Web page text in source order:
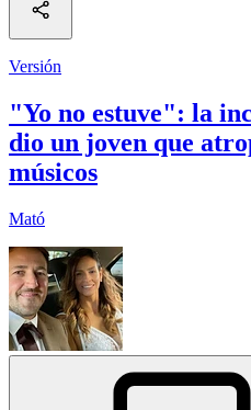
Versión
"Yo no estuve": la
dio un joven que
músicos
Mató